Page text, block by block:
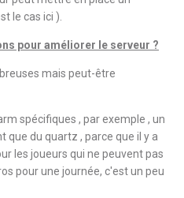
le cas ici ).
pour améliorer le serveur ?
mais peut-être
spécifiques , par exemple , un
que du quartz , parce que il y a
les joueurs qui ne peuvent pas
pour une journée, c'est un peu